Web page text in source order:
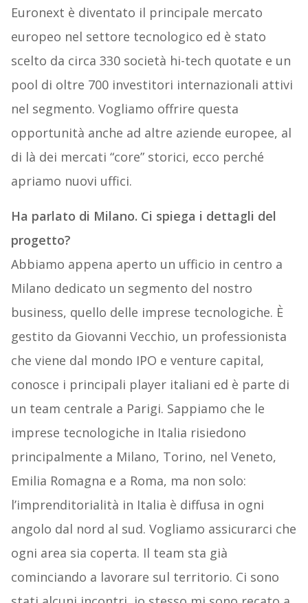
Euronext è diventato il principale mercato
europeo nel settore tecnologico ed è stato
scelto da circa 330 società hi-tech quotate e un
pool di oltre 700 investitori internazionali attivi
nel segmento. Vogliamo offrire questa
opportunità anche ad altre aziende europee, al
di là dei mercati “core” storici, ecco perché
apriamo nuovi uffici.
Ha parlato di Milano. Ci spiega i dettagli del
progetto?
Abbiamo appena aperto un ufficio in centro a
Milano dedicato un segmento del nostro
business, quello delle imprese tecnologiche. È
gestito da Giovanni Vecchio, un professionista
che viene dal mondo IPO e venture capital,
conosce i principali player italiani ed è parte di
un team centrale a Parigi. Sappiamo che le
imprese tecnologiche in Italia risiedono
principalmente a Milano, Torino, nel Veneto,
Emilia Romagna e a Roma, ma non solo:
l’imprenditorialità in Italia è diffusa in ogni
angolo dal nord al sud. Vogliamo assicurarci che
ogni area sia coperta. Il team sta già
cominciando a lavorare sul territorio. Ci sono